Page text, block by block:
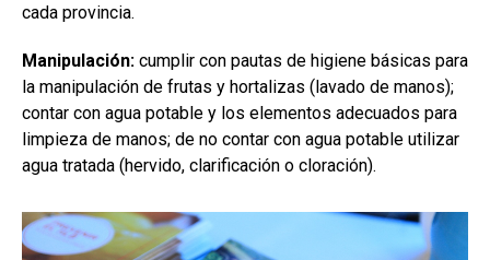
cada provincia.
Manipulación: cumplir con pautas de higiene básicas para
la manipulación de frutas y hortalizas (lavado de manos);
contar con agua potable y los elementos adecuados para
limpieza de manos; de no contar con agua potable utilizar
agua tratada (hervido, clarificación o cloración).